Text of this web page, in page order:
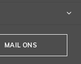
MAIL ONS